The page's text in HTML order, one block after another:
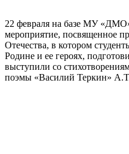
22 февраля на базе МУ
мероприятие, посвященное
Отечества, в котором
Родине и ее героях,
выступили со
поэмы «Василий Теркин»